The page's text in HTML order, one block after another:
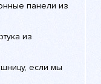
панели из
из
если мы